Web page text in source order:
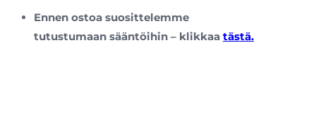
Ennen ostoa suosittelemme
tutustumaan sääntöihin – klikkaa tästä.